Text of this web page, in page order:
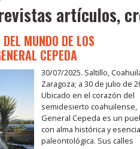
artículos,
MUNDO DE LOS
CEPEDA
30/07/2025. Saltillo,
Zaragoza; a 30 de julio de
Ubicado en el corazón del
semidesierto coahuilense,
General Cepeda es un
con alma histórica y esencia
paleontológica. Sus calles